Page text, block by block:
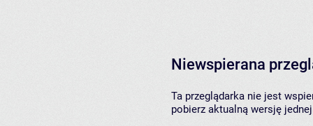
Niewspierana
Ta przeglądarka nie jest
pobierz aktualną wersję